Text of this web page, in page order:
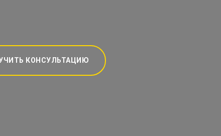
КОНСУЛЬТАЦИЮ